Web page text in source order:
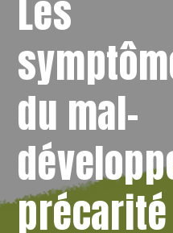
Les
du mal-
précarité